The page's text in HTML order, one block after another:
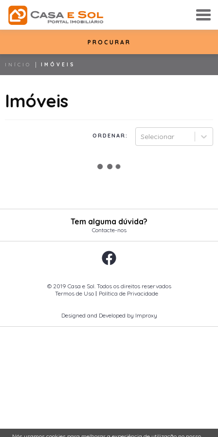
INÍCIO IMÓVEIS
Imóveis
PROCURAR
ORDENAR: Selecionar
© 2019 Casa e Sol. Todos os direitos reservados
Termos de Uso
Política de Privacidade
Tem alguma dúvida?
Contacte-nos
Designed and Developed by Improxy